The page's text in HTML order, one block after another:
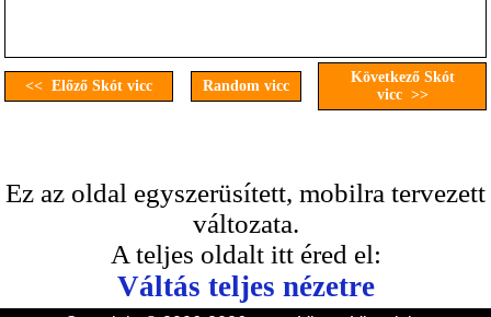
<< Előző Skót vicc Random vicc
Következő Skót
vicc >>
Ez az oldal egyszerüsített, mobilra tervezett
változata.
A teljes oldalt itt éred el:
Váltás teljes nézetre